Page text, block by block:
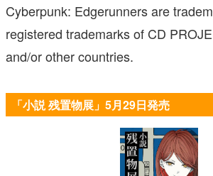
Cyberpunk: Edgerunners are
registered trademarks of CD
and/or other countries.
「小説 残置物展」5月29日発売